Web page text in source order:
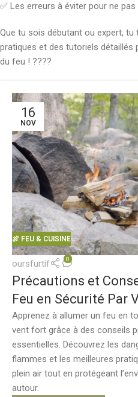
✅ Les erreurs à éviter pour ne
Que tu sois débutant ou expert,
pratiques et des tutoriels détaillés
du feu ! ????
16
NOV
🍖 FEU & CUISINE
oursfurtif 0
Précautions et
Feu en Sécurité Par
Apprenez à allumer un feu en
vent fort grâce à des conseils
essentielles. Découvrez les
flammes et les meilleures
plein air tout en protégeant
autour.